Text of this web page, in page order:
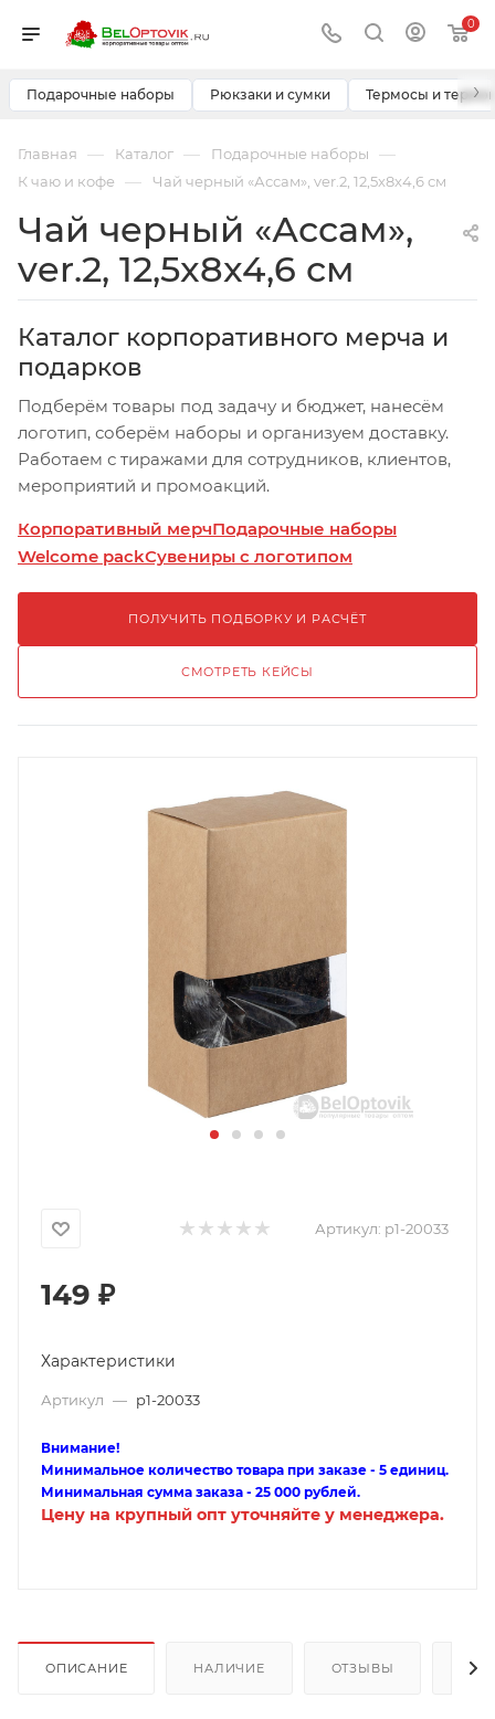
0
Подарочные наборы Рюкзаки и сумки Термосы и ›
Главная — Каталог — Подарочные наборы —
К чаю и кофе — Чай черный «Ассам», ver.2, 12,5x8x4,6 см
Чай черный «Ассам»,
ver.2, 12,5x8x4,6 см
Каталог корпоративного мерча и
подарков
Подберём товары под задачу и бюджет, нанесём
логотип, соберём наборы и организуем доставку.
Работаем с тиражами для сотрудников, клиентов,
мероприятий и промоакций.
Корпоративный мерчПодарочные наборы
Welcome packСувениры с логотипом
ПОЛУЧИТЬ ПОДБОРКУ И РАСЧЁТ
СМОТРЕТЬ КЕЙСЫ
Артикул: p1-20033
149 ₽
Характеристики
Артикул — p1-20033
Внимание!
Минимальное количество товара при заказе - 5 единиц.
Минимальная сумма заказа - 25 000 рублей.
Цену на крупный опт уточняйте у менеджера.
ОПИСАНИЕ НАЛИЧИЕ ОТЗЫВЫ